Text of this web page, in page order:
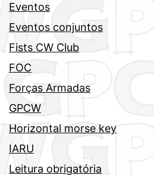
Eventos
Eventos conjuntos
Fists CW Club
FOC
Forças Armadas
GPCW
Horizontal morse key
IARU
Leitura obrigatória